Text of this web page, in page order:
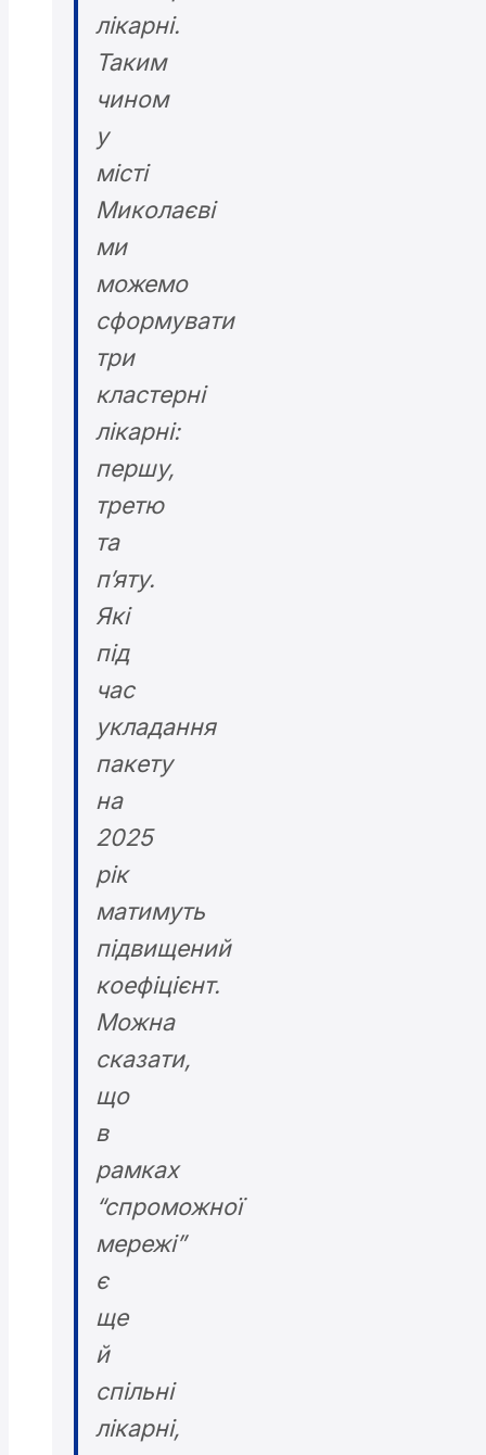
лікарні.
Таким
чином
у
місті
Миколаєві
ми
можемо
сформувати
три
кластерні
лікарні:
першу,
третю
та
п’яту.
Які
під
час
укладання
пакету
на
2025
рік
матимуть
підвищений
коефіцієнт.
Можна
сказати,
що
в
рамках
“спроможної
мережі”
є
ще
й
спільні
лікарні,